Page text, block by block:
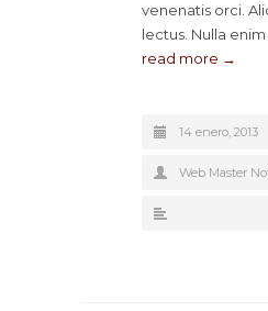
venenatis orci.
lectus. Nulla
read more →
14 enero, 2013
Web Master